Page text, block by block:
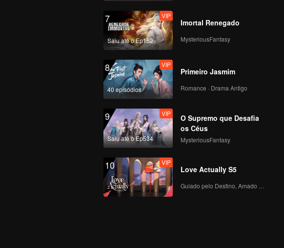
7
Saiu até o Ep152
VIP
Imortal Renegado
MysteriousFantasy
8
40 episódios
VIP
Primeiro Jasmim
Romance · Drama Antigo
9
Saiu até o Ep534
VIP
O Supremo que Desafia
os Céus
MysteriousFantasy
10 VIP
Love Actually S5